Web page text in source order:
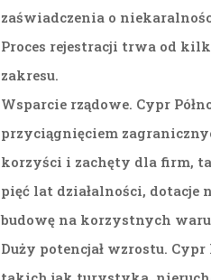
zaświadczenia o
Proces rejestracji trwa od
zakresu.
Wsparcie rządowe. Cypr
przyciągnięciem
korzyści i zachęty dla firm,
pięć lat działalności,
budowę na korzystnych
Duży potencjał wzrostu.